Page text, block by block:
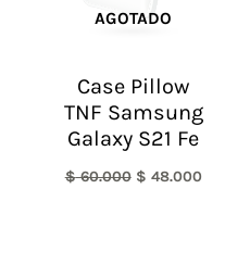
AGOTADO
Case Pillow
TNF Samsung
Galaxy S21 Fe
$60.000 $ 48.000